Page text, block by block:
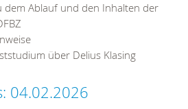
dem Ablauf und den Inhalten der
über Delius Klasing
04.02.2026